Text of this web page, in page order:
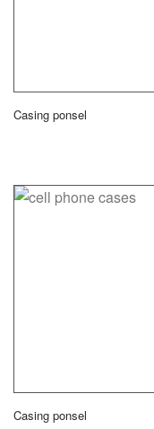
Casing ponsel
Casing ponsel